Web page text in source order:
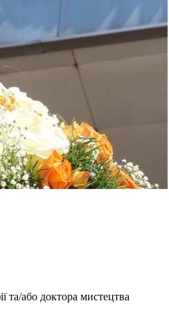
та/або доктора мистецтва